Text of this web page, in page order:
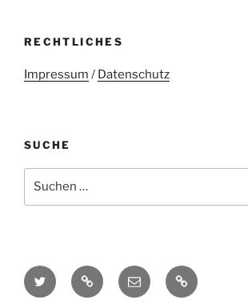
RECHTLICHES
Impressum / Datenschutz
SUCHE
nach:
Twitter Mastodon
E-
Mail
Kontakt